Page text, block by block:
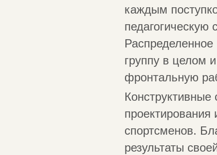
каждым
Распределенное
группу в целом
фронтальную
спортсменов.
результаты